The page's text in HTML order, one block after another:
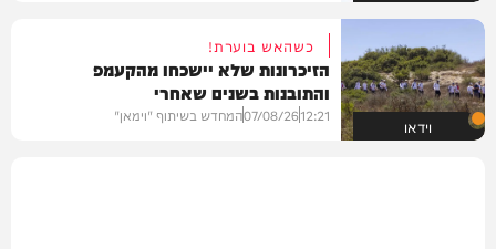
וידאו
כשהאש בוערת!
הזיכרונות שלא יישכחו מהקעמפ
והתובנות בשנים שאחרי
12:21
07/08/26המחדש בשיתוף "וימאן"